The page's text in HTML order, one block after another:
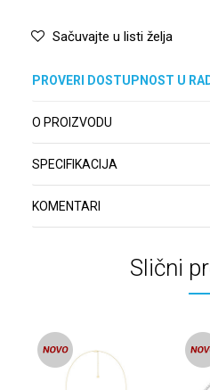
Sačuvajte u listi želja
PROVERI DOSTUPNOST U
O PROIZVODU
SPECIFIKACIJA
KOMENTARI
Slični